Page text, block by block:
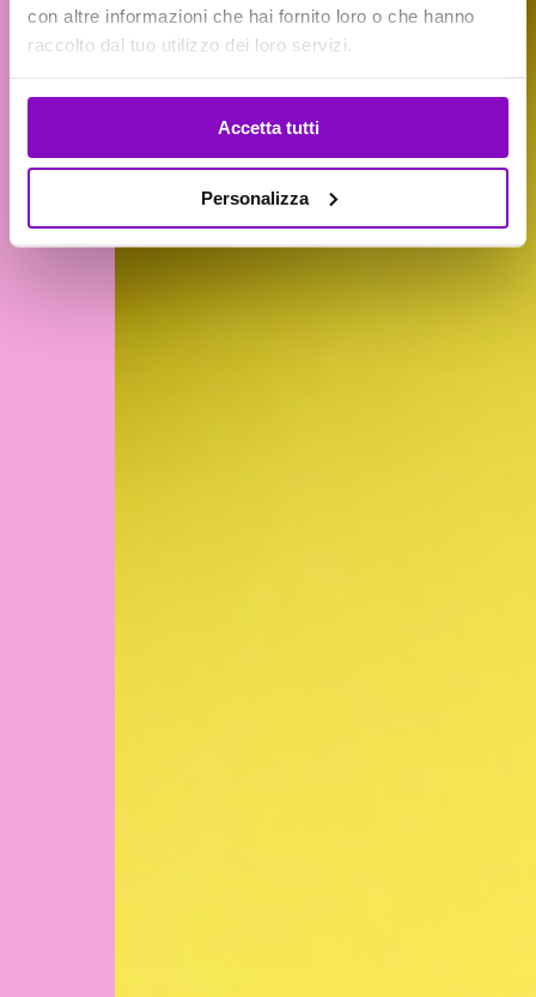
con altre informazioni che hai fornito loro o che hanno
raccolto dal tuo utilizzo dei loro servizi.
Accetta tutti
Personalizza